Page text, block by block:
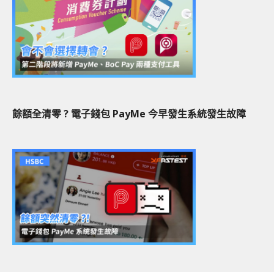
餘額全清零 ? 電子錢包 PayMe 今早發生系統發生故障